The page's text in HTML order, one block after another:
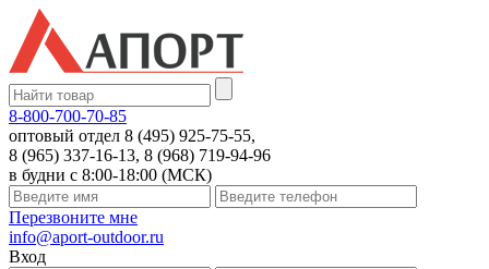
8-800-700-70-85
оптовый отдел 8 (495) 925-75-55,
8 (965) 337-16-13, 8 (968) 719-94-96
в будни с 8:00-18:00 (МСК)
Перезвоните мне
info@aport-outdoor.ru
Вход